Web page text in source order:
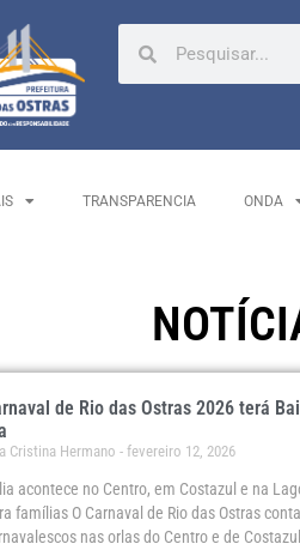
TRANSPARENCIA ONDA
de Rio das Ostras 2026 terá
Cristina Hermano fevereiro 12, 2026
acontece no Centro, em Costazul e na
famílias O Carnaval de Rio das Ostras
nas orlas do Centro e de